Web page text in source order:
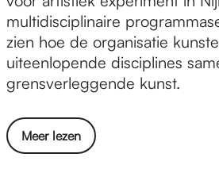
n
s
t
,
x
p
multidisciplinaire
zien hoe de organisatie
uiteenlopende disciplines
grensverleggende kunst.
Meer lezen
o
v